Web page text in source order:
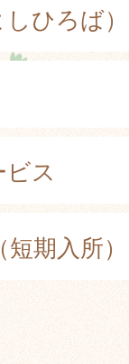
ひろば）
ス
期入所）